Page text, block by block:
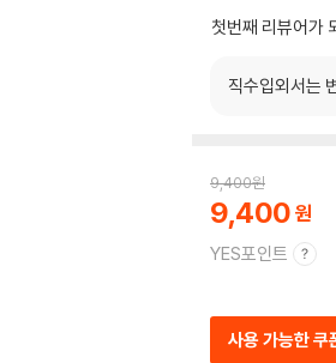
첫번째 리뷰어가
직수입외서는
9,400원
9,400
YES포인트
사용 가능한 쿠